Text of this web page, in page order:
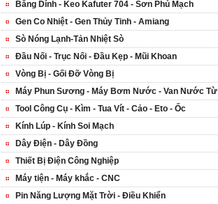
Băng Dính - Keo Kafuter 704 - Sơn Phủ Mạch
Gen Co Nhiệt - Gen Thủy Tinh - Amiang
Sò Nóng Lạnh-Tản Nhiệt Sò
Đầu Nối - Trục Nối - Đầu Kẹp - Mũi Khoan
Vòng Bị - Gối Đỡ Vòng Bị
Máy Phun Sương - Máy Bơm Nước - Van Nước Từ
Tool Công Cụ - Kìm - Tua Vít - Cảo - Eto - Ốc
Kính Lúp - Kính Soi Mạch
Dây Điện - Dây Đồng
Thiết Bị Điện Công Nghiệp
Máy tiện - Máy khắc - CNC
Pin Năng Lượng Mặt Trời - Điều Khiển